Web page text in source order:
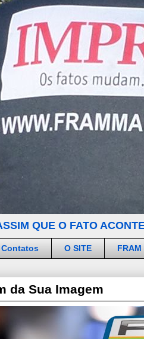
QUE O FATO
Contatos O SITE FRAM
da Sua Imagem